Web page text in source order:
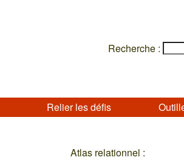
Recherche :
Relier les défis
Atlas relationnel :